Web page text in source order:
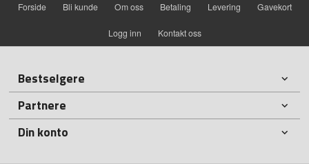
Forside Bli kunde Om oss Betaling Levering Gavekort
Logg inn Kontakt oss
Bestselgere
Partnere
Din konto